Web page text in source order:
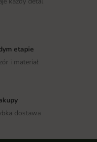
etapie
i materiał
dostawa